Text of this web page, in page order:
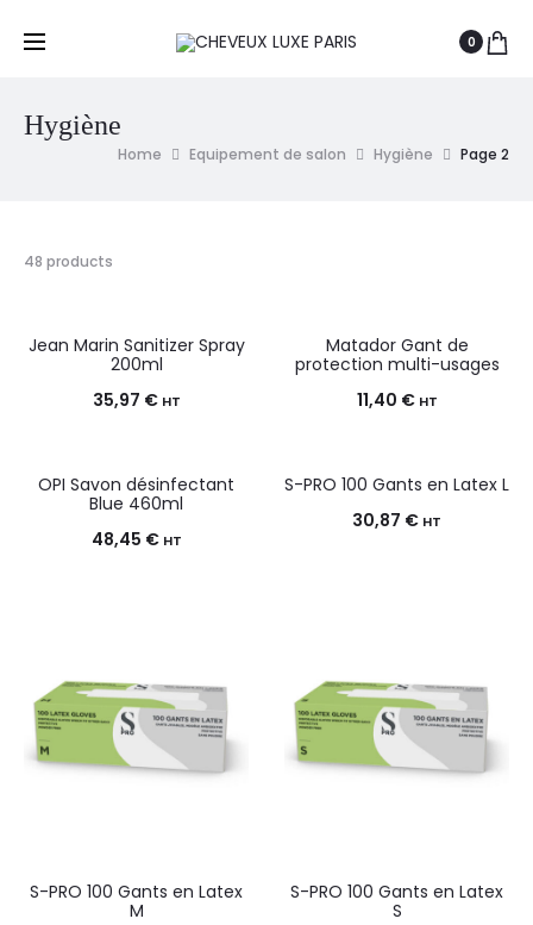
0
Hygiène
Home Equipement de salon Hygiène Page 2
48 products
Jean Marin Sanitizer Spray
200ml
35,97 € HT
Matador Gant de
protection multi-usages
11,40 € HT
OPI Savon désinfectant
Blue 460ml
48,45 € HT
S-PRO 100 Gants en Latex L
30,87 € HT
S-PRO 100 Gants en Latex
M
S-PRO 100 Gants en Latex
S